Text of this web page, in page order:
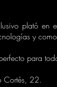
plató en
y
para
Cortés, 22.